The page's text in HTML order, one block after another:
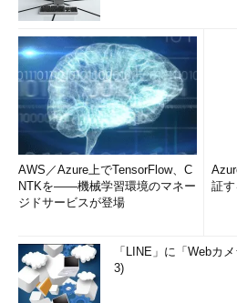
AWS／Azure上でTensorFlow、C
NTKを――機械学習環境のマネー
ジドサービスが登場
証す
「LINE」に「Webカ
3)